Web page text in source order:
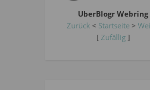
UberBlogr Webring
Zurück < Startseite>
[ Zufällig]